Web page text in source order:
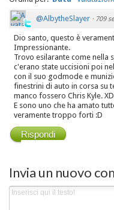
@AlbytheSlayer · 709
Dio santo, questo è
Impressionante.
Trovo esilarante come nella
c'erano state uccisioni poi nel
con il suo godmode e
finestrini di auto in corsa su
manco fossero Chris Kyle. XD
E sono uno che ha amato
veramente troppo forti :D
Rispondi
Invia un nuovo